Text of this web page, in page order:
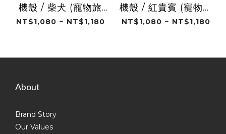
機殼 / 柴犬 (寵物旅
行)
NT$1,080 ~ NT$1,180
機殼 / 紅貴賓 (寵物旅
行)
NT$1,080 ~ NT$1,180
About
Brand Story
Our Values